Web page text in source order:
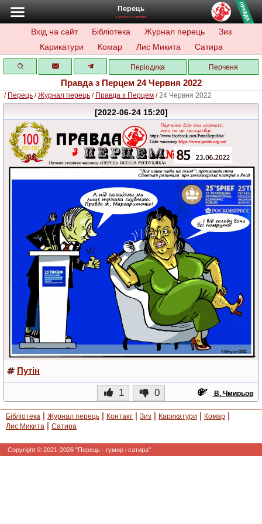
Перець
ГУМОР І САТИРА
Вхід на сайт Бібліотека Журнал перець
Зиз
Карикатури
Комар Лис Микита Сатира
Періодика Перченя
Правда з Перцем 24 Червня 2022
/ Перець /Журнал перець / Правда з Перцем /24 Червня 2022
[2022-06-24 15:20]
Путін
1 0 В. Чмирьов
Бібліотека | Журнал перець | Контакт | Зиз | Карикатури | Комар |
Лис Микита | Сатира
Copyright © 2021-2026 "Перець - гумор і сатира"